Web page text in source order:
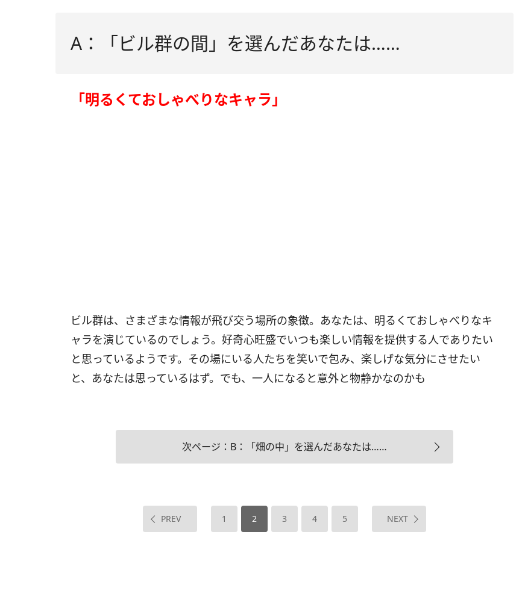
A：「ビル群の間」を選んだあなたは……
「明るくておしゃべりなキャラ」
ビル群は、さまざまな情報が飛び交う場所の象徴。あなたは、明るくておしゃべりなキ
ャラを演じているのでしょう。好奇心旺盛でいつも楽しい情報を提供する人でありたい
と思っているようです。その場にいる人たちを笑いで包み、楽しげな気分にさせたい
と、あなたは思っているはず。でも、一人になると意外と物静かなのかも
次ページ：B：「畑の中」を選んだあなたは……
PREV 1 2 3 4 5 NEXT